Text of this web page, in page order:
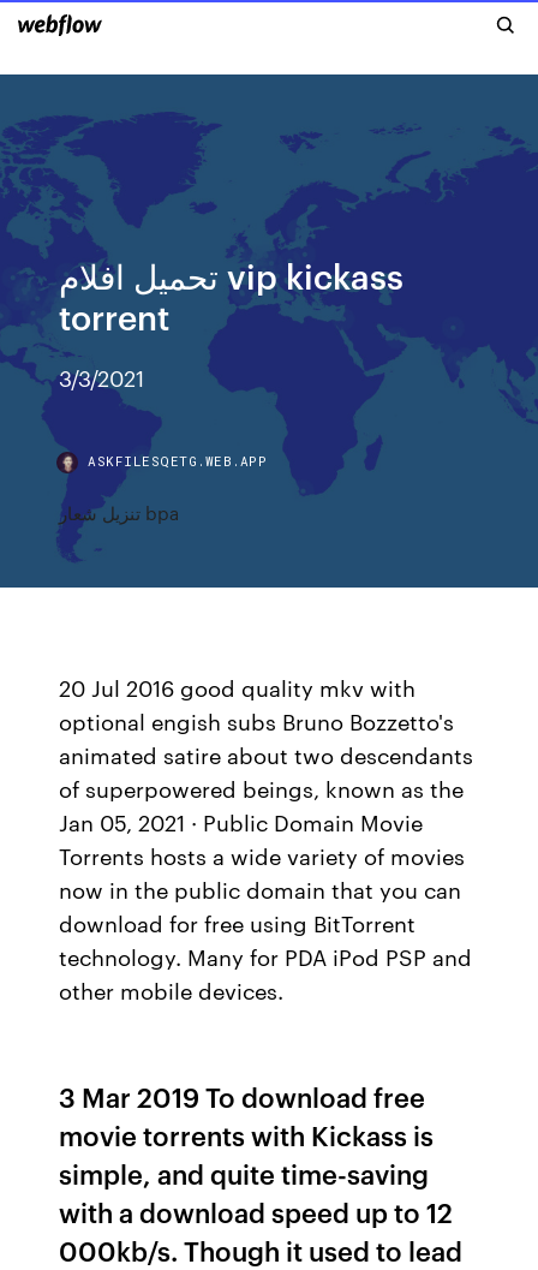
تحميل افلام vip kickass
torrent
3/3/2021
ASKFILESQETG.WEB.APP
تنزيل شعار bpa
20 Jul 2016 good quality mkv with
optional engish subs Bruno Bozzetto's
animated satire about two descendants
of superpowered beings, known as the
Jan 05, 2021 · Public Domain Movie
Torrents hosts a wide variety of movies
now in the public domain that you can
download for free using BitTorrent
technology. Many for PDA iPod PSP and
other mobile devices.
3 Mar 2019 To download free
movie torrents with Kickass is
simple, and quite time-saving
with a download speed up to 12
000kb/s. Though it used to lead